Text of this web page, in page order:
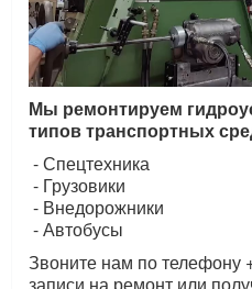
Мы ремонтируем
типов транспортных
- Спецтехника
- Грузовики
- Внедорожники
- Автобусы
Звоните нам по телефону